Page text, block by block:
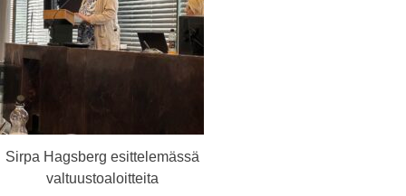
Sirpa Hagsberg esittelemässä
valtuustoaloitteita